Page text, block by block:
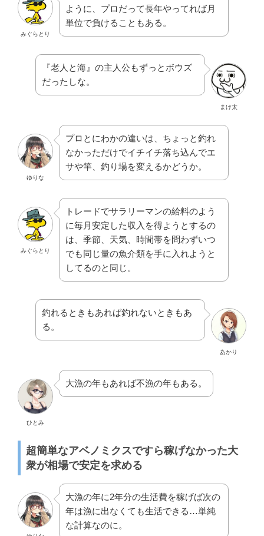
みぐらとり
ように、プロだって長年やってれば月
単位で負けることもある。
まけ太
『老人と海』の主人公もずっとボウズ
だったしな。
ゆりな
プロとにわかの違いは、ちょっと釣れ
なかっただけでイチイチ落ち込んでエ
サや竿、釣り場を変えるかどうか。
みぐらとり
トレードでサラリーマンの給料のよう
に毎月安定した収入を得ようとするの
は、季節、天気、時間帯を問わずいつ
でも同じ量の魚介類を手に入れようと
してるのと同じ。
あかり
釣れるときもあれば釣れないときもあ
る。
ひとみ
大漁の年もあれば不漁の年もある。
超簡単なアベノミクスですら稼げなかった大
衆が相場で安定を求める
大漁の年に2年分の生活費を稼げば次の
年は漁に出なくても生活できる…単純
な計算なのに。